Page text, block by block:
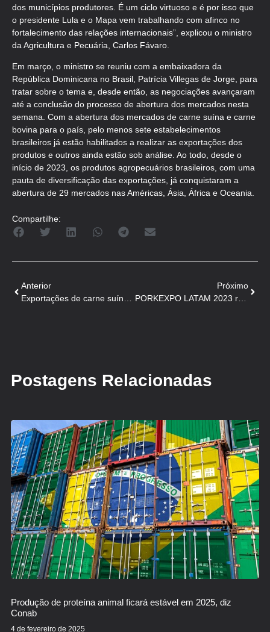
dos municípios produtores. É um ciclo virtuoso e é por isso que
o presidente Lula e o Mapa vem trabalhando com afinco no
fortalecimento das relações internacionais”, explicou o ministro
da Agricultura e Pecuária, Carlos Fávaro.
Em março, o ministro se reuniu com a embaixadora da
República Dominicana no Brasil, Patrícia Villegas de Jorge, para
tratar sobre o tema e, desde então, as negociações avançaram
até a conclusão do processo de abertura dos mercados nesta
semana. Com a abertura dos mercados de carne suína e carne
bovina para o país, pelo menos sete estabelecimentos
brasileiros já estão habilitados a realizar as exportações dos
produtos e outros ainda estão sob análise. Ao todo, desde o
início de 2023, os produtos agropecuários brasileiros, com uma
pauta de diversificação das exportações, já conquistaram a
abertura de 29 mercados nas Américas, Ásia, África e Oceania.
Compartilhe:
Anterior
Próximo
PORKEXPO LATAM 2023 recebe trabalhos científicos até 31 de agosto
Postagens Relacionadas
Produção de proteína animal ficará estável em 2025, diz
Conab
4 de fevereiro de 2025